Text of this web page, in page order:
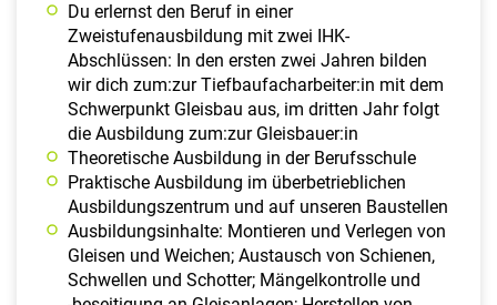
Du erlernst den Beruf in einer
Zweistufenausbildung mit zwei IHK-
Abschlüssen: In den ersten zwei Jahren bilden
wir dich zum:zur Tiefbaufacharbeiter:in mit dem
Schwerpunkt Gleisbau aus, im dritten Jahr folgt
die Ausbildung zum:zur Gleisbauer:in
Theoretische Ausbildung in der Berufsschule
Praktische Ausbildung im überbetrieblichen
Ausbildungszentrum und auf unseren Baustellen
Ausbildungsinhalte: Montieren und Verlegen von
Gleisen und Weichen; Austausch von Schienen,
Schwellen und Schotter; Mängelkontrolle und